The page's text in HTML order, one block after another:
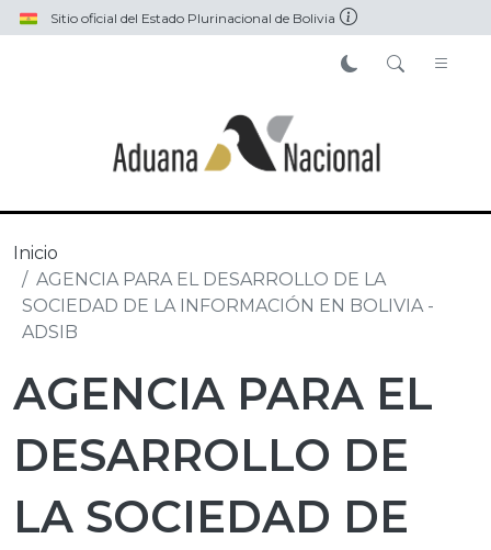
Pasar al contenido principal
Sitio oficial del Estado Plurinacional de Bolivia
Inicio
AGENCIA PARA EL DESARROLLO DE LA
SOCIEDAD DE LA INFORMACIÓN EN BOLIVIA -
ADSIB
AGENCIA PARA EL
DESARROLLO DE
LA SOCIEDAD DE